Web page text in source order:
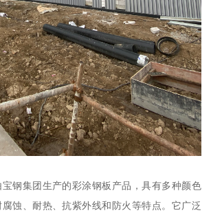
钢集团生产的彩涂钢板产品，具有多种颜色
蚀、耐热、抗紫外线和防火等特点。它广泛